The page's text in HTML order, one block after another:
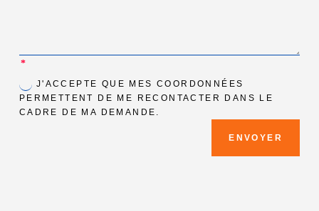
J'ACCEPTE QUE MES COORDONNÉES
PERMETTENT DE ME RECONTACTER DANS LE
CADRE DE MA DEMANDE.
ENVOYER